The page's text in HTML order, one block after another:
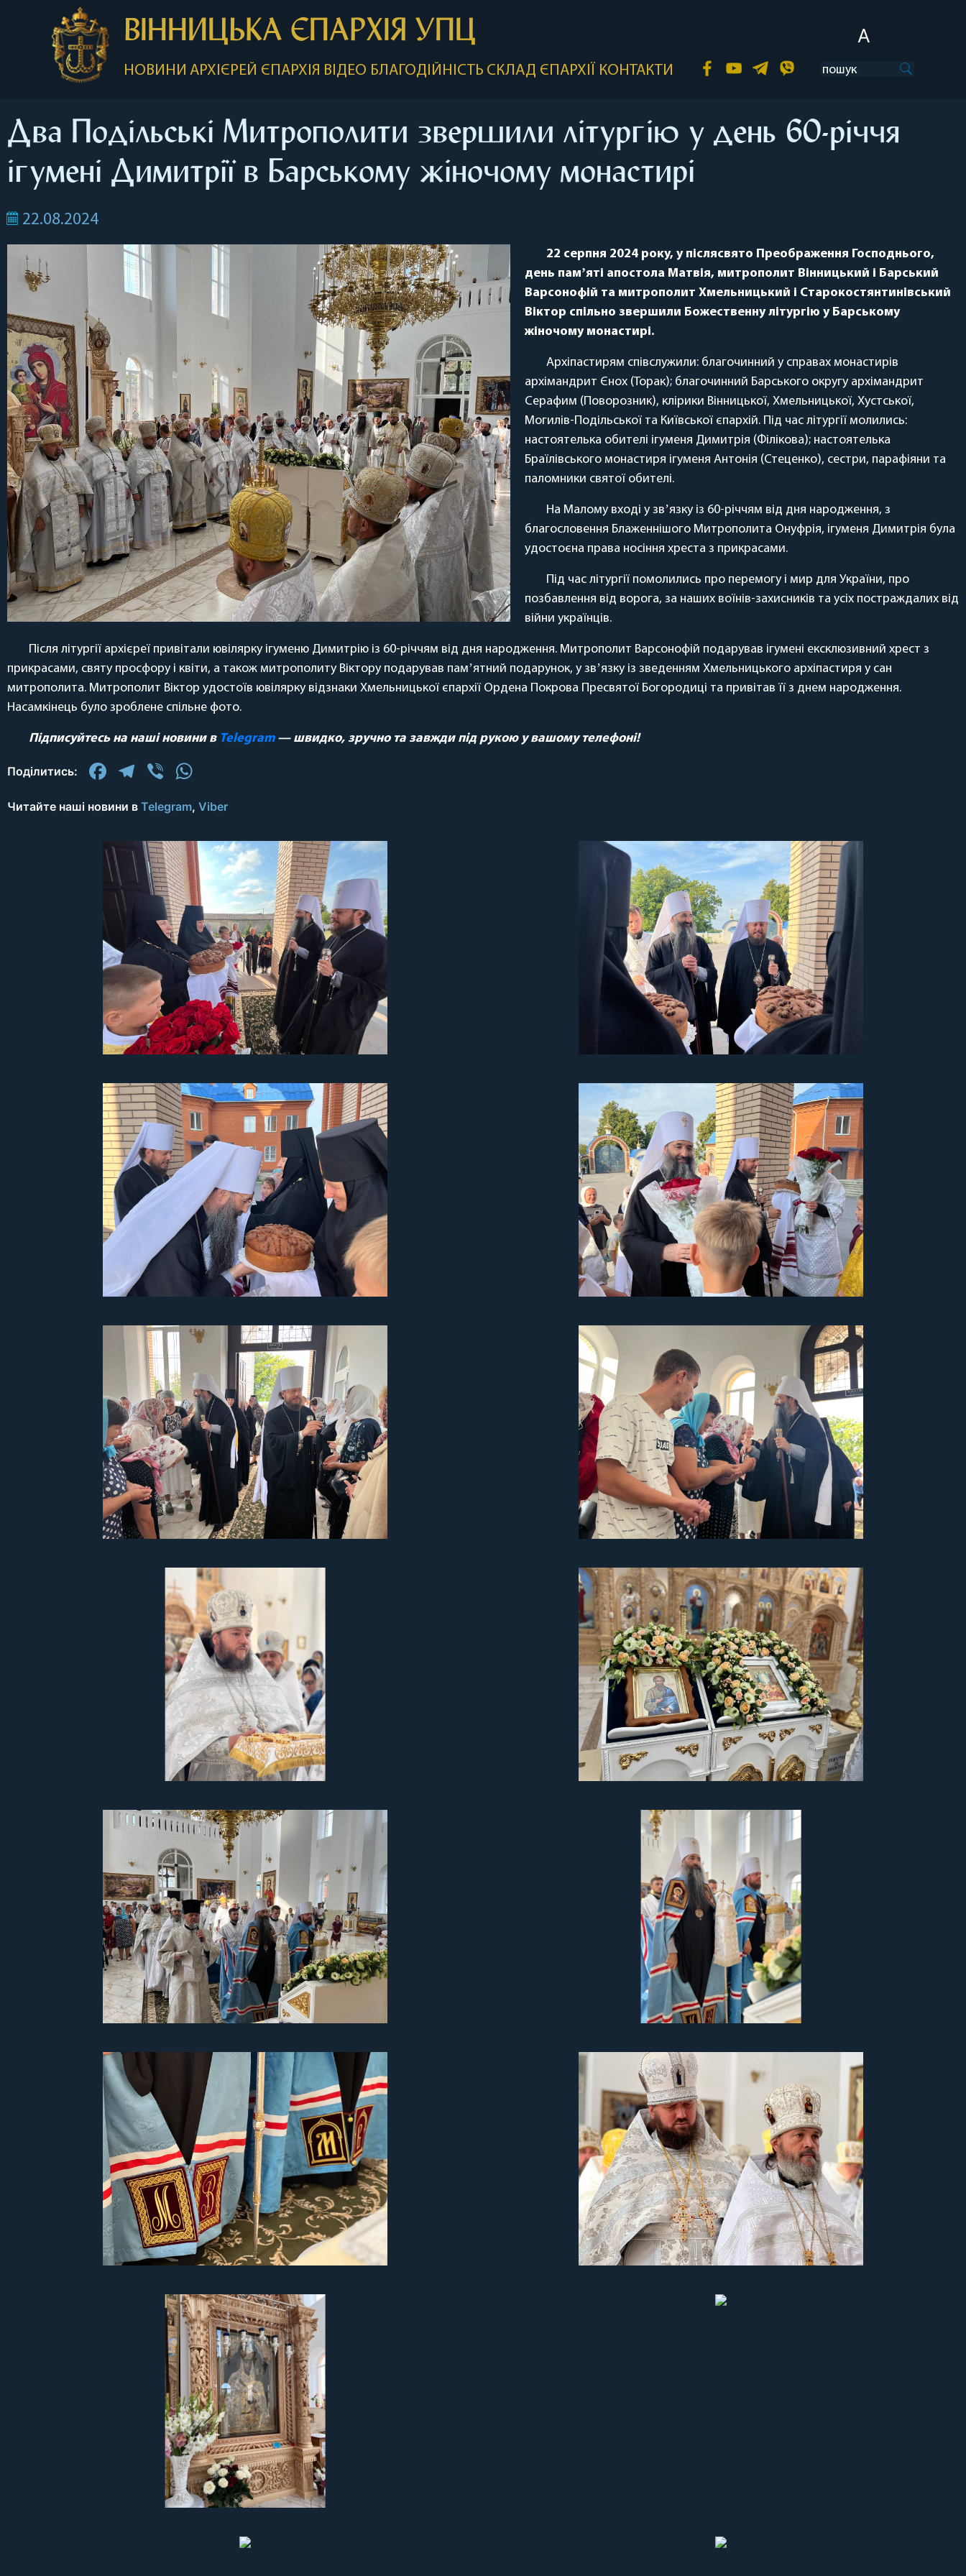
A
ВІННИЦЬКА ЄПАРХІЯ УПЦ
НОВИНИ АРХІЄРЕЙ ЄПАРХІЯ ВІДЕО БЛАГОДІЙНІСТЬ СКЛАД ЄПАРХІЇ КОНТАКТИ
Два Подільські Митрополити звершили літургію у день 60-річчя
ігумені Димитрії в Барському жіночому монастирі
22.08.2024
22 серпня 2024 року, у післясвято Преображення Господнього,
день памʼяті апостола Матвія, митрополит Вінницький і Барський
Варсонофій та митрополит Хмельницький і Старокостянтинівський
Віктор спільно звершили Божественну літургію у Барському
жіночому монастирі.
Архіпастирям співслужили: благочинний у справах монастирів
архімандрит Єнох (Торак); благочинний Барського округу архімандрит
Серафим (Поворозник), клірики Вінницької, Хмельницької, Хустської,
Могилів-Подільської та Київської єпархій. Під час літургії молились:
настоятелька обителі ігуменя Димитрія (Філікова); настоятелька
Браїлівського монастиря ігуменя Антонія (Стеценко), сестри, парафіяни та
паломники святої обителі.
На Малому вході у звʼязку із 60-річчям від дня народження, з
благословення Блаженнішого Митрополита Онуфрія, ігуменя Димитрія була
удостоєна права носіння хреста з прикрасами.
Під час літургії помолились про перемогу і мир для України, про
позбавлення від ворога, за наших воїнів-захисників та усіх постраждалих від
війни українців.
Після літургії архієреї привітали ювілярку ігуменю Димитрію із 60-річчям від дня народження. Митрополит Варсонофій подарував ігумені ексклюзивний хрест з
прикрасами, святу просфору і квіти, а також митрополиту Віктору подарував памʼятний подарунок, у звʼязку із зведенням Хмельницького архіпастиря у сан
митрополита. Митрополит Віктор удостоїв ювілярку відзнаки Хмельницької єпархії Ордена Покрова Пресвятої Богородиці та привітав її з днем народження.
Насамкінець було зроблене спільне фото.
Підписуйтесь на наші новини в Telegram— швидко, зручно та завжди під рукою у вашому телефоні!
Поділитись: Facebook
Telegram
Viber
Читайте наші новини в Telegram, Viber